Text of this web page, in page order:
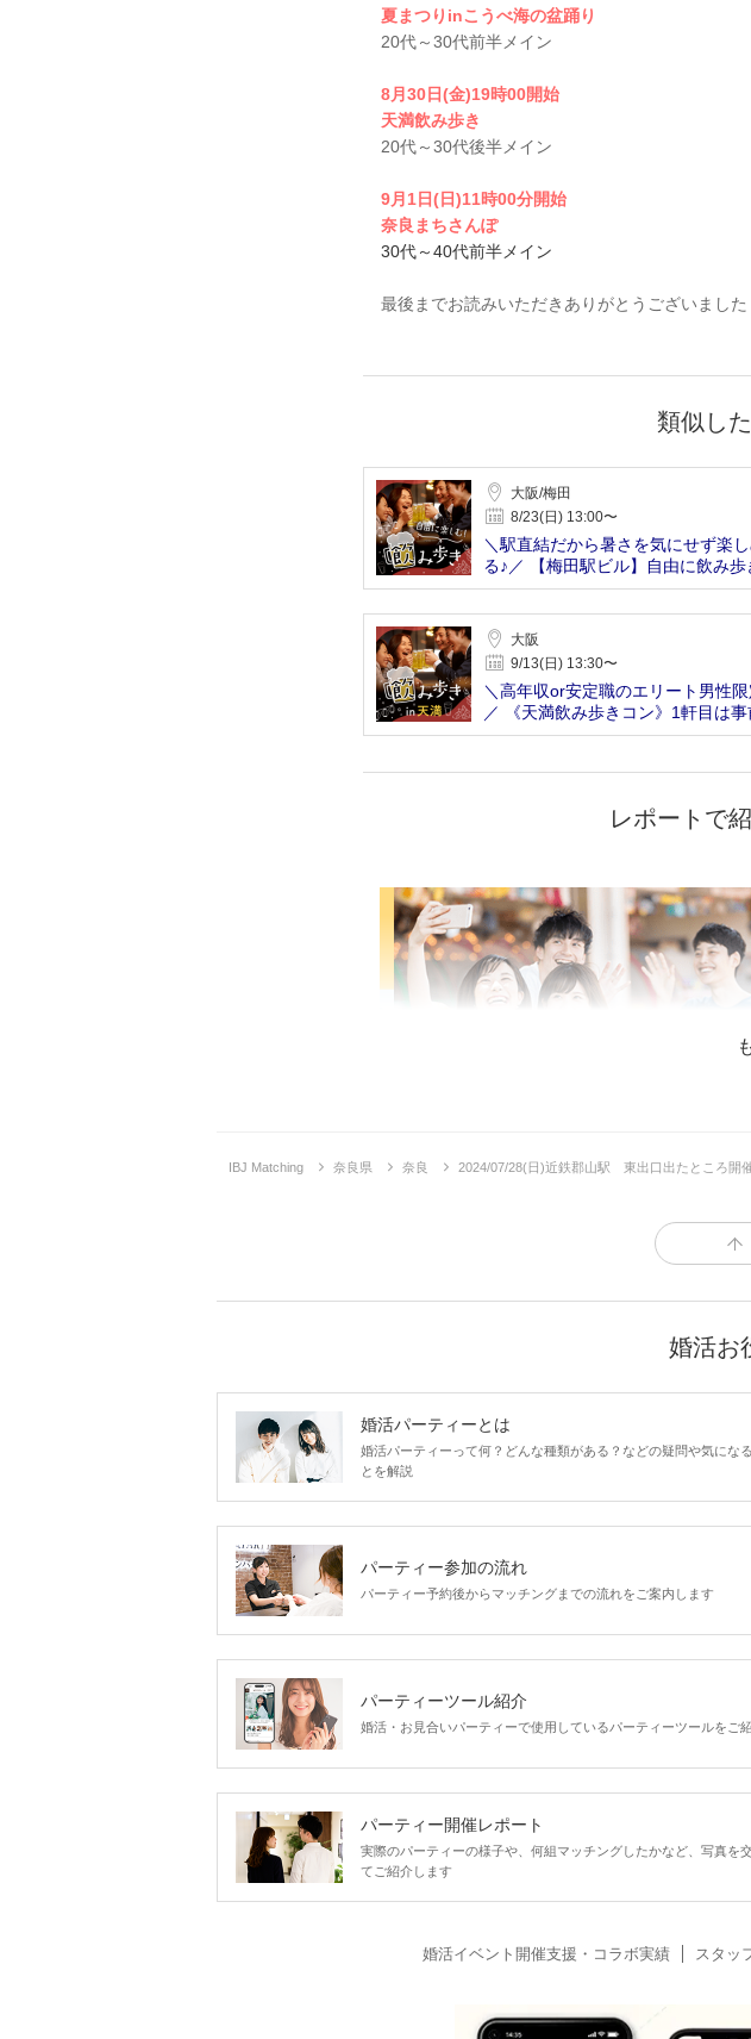
夏まつりinこうべ海の盆踊り
20代～30代前半メイン
8月30日(金)19時00開始
天満飲み歩き
20代～30代後半メイン
9月1日(日)11時00分開始
奈良まちさんぽ
30代～40代前半メイン
最後までお読みいただきありがとうございました
類似し
大阪/梅田
8/23(日) 13:00〜
＼駅直結だから暑さを気にせず楽
る♪／ 【梅田駅ビル】自由に飲み歩
コン
大阪
9/13(日) 13:30〜
＼高年収or安定職のエリート男性限
／ 《天満飲み歩きコン》1軒目は事
に予約済
レポートで
企画詳細
＼珍し
30種類の金
レトロな雰囲
おさんぽ
IBJ Matching 奈良県 奈良 2024/07/28(日)近鉄郡山駅 東出口出たところ開
婚活お
婚活パーティーとは
婚活パーティーって何？どんな種類がある？などの疑問や気にな
とを解説
パーティー参加の流れ
パーティー予約後からマッチングまでの流れをご案内します
パーティーツール紹介
婚活・お見合いパーティーで使用しているパーティーツールをご
パーティー開催レポート
実際のパーティーの様子や、何組マッチングしたかなど、写真を交
てご紹介します
婚活イベント開催支援・コラボ実績 スタッ